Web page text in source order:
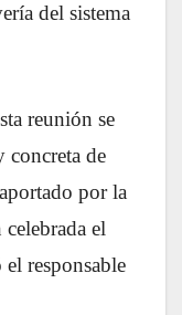
del sistema
reunión se
concreta de
por la
el
responsable